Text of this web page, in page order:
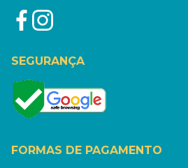
SEGURANÇA
FORMAS DE PAGAMENTO